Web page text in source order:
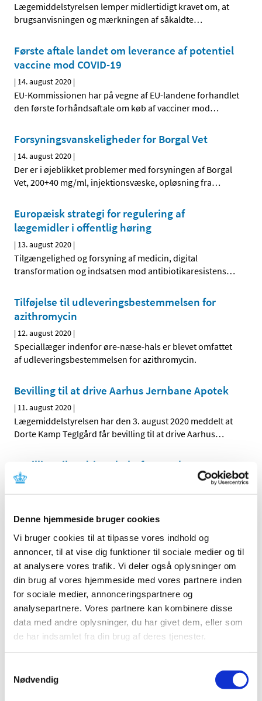
Denne hjemmeside bruger cookies
Vi bruger cookies til at tilpasse vores indhold og
annoncer, til at vise dig funktioner til sociale medier og til
at analysere vores trafik. Vi deler også oplysninger om
din brug af vores hjemmeside med vores partnere inden
for sociale medier, annonceringspartnere og
analysepartnere. Vores partnere kan kombinere disse
data med andre oplysninger, du har givet dem, eller som
de har indsamlet fra din brug af deres tjenester.
Nødvendig
Lægemiddelstyrelsen lemper midlertidigt kravet om, at
brugsanvisningen og mærkningen af såkaldte…
Første aftale landet om leverance af potentiel
vaccine mod COVID-19
| 14. august 2020 |
EU-Kommissionen har på vegne af EU-landene forhandlet
den første forhåndsaftale om køb af vacciner mod…
Forsyningsvanskeligheder for Borgal Vet
| 14. august 2020 |
Der er i øjeblikket problemer med forsyningen af Borgal
Vet, 200+40 mg/ml, injektionsvæske, opløsning fra…
Europæisk strategi for regulering af
lægemidler i offentlig høring
| 13. august 2020 |
Tilgængelighed og forsyning af medicin, digital
transformation og indsatsen mod antibiotikaresistens…
Tilføjelse til udleveringsbestemmelsen for
azithromycin
| 12. august 2020 |
Speciallæger indenfor øre-næse-hals er blevet omfattet
af udleveringsbestemmelsen for azithromycin.
Bevilling til at drive Aarhus Jernbane Apotek
| 11. august 2020 |
Lægemiddelstyrelsen har den 3. august 2020 meddelt at
Dorte Kamp Teglgård får bevilling til at drive Aarhus…
Bevilling til at drive Ebeltoft Apotek
|11. august 2020
Lægemiddelstyrelsen har den 3. august 2020 meddelt at
Ledig bevilling til Helsingør Stengades Apotek
|10. august 2020|
Bevillingen til at drive Helsingør Stengades Apotek er
ledig pr. 1. januar 2021.
Ledig bevilling til Dalgas Boulevard Apotek
| 10. august 2020 |
Bevillingen til at drive Dalgas Boulevard Apotek er ledig
Forsyningsvanskeligheder for Mydriacyl,